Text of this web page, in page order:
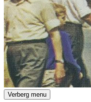
Verberg menu